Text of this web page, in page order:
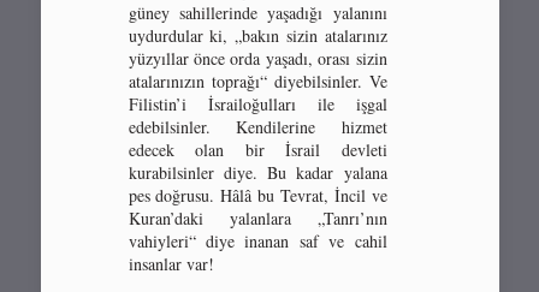
güney sahillerinde yaşadığı yalanını
uydurdular ki, „bakın sizin atalarınız
yüzyıllar önce orda yaşadı, orası sizin
atalarınızın toprağı“ diyebilsinler. Ve
Filistin’i İsrailoğulları ile işgal
edebilsinler. Kendilerine hizmet
edecek olan bir İsrail devleti
kurabilsinler diye. Bu kadar yalana
pes doğrusu. Hâlâ bu Tevrat, İncil ve
Kuran’daki yalanlara „Tanrı’nın
vahiyleri“ diye inanan saf ve cahil
insanlar var!